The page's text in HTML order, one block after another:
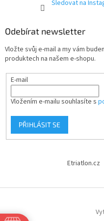
Sledovat na
Odebírat newsletter
Vložte svůj e-mail a my vám
produktech na našem e-shopu.
E-mail
Vložením e-mailu souhlasíte s
PŘIHLÁSIT SE
Etriatlon.cz